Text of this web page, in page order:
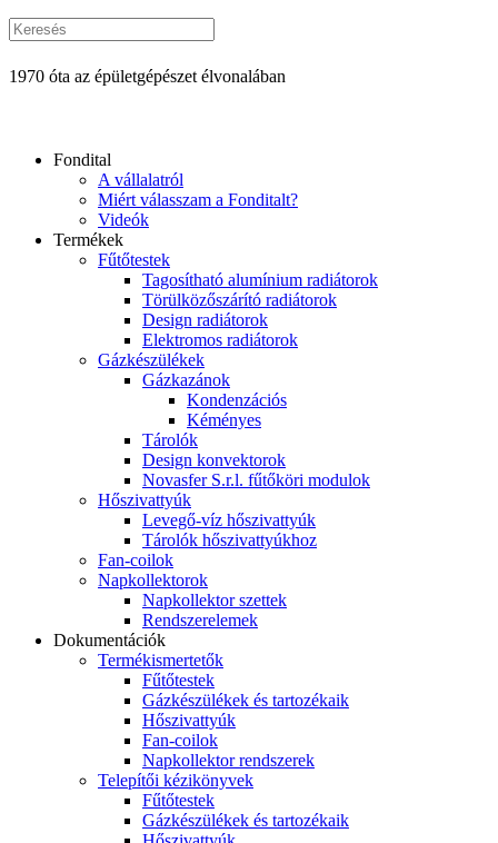
1970 óta az épületgépészet élvonalában
Fondital
A vállalatról
Miért válasszam a Fonditalt?
Videók
Termékek
Fűtőtestek
Tagosítható alumínium radiátorok
Törülközőszárító radiátorok
Design radiátorok
Elektromos radiátorok
Gázkészülékek
Gázkazánok
Kondenzációs
Kéményes
Tárolók
Design konvektorok
Novasfer S.r.l. fűtőköri modulok
Hőszivattyúk
Levegő-víz hőszivattyúk
Tárolók hőszivattyúkhoz
Fan-coilok
Napkollektorok
Napkollektor szettek
Rendszerelemek
Dokumentációk
Termékismertetők
Fűtőtestek
Gázkészülékek és tartozékaik
Hőszivattyúk
Fan-coilok
Napkollektor rendszerek
Telepítői kézikönyvek
Fűtőtestek
Gázkészülékek és tartozékaik